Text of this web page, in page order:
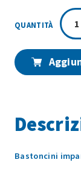
DI
Bastoncini